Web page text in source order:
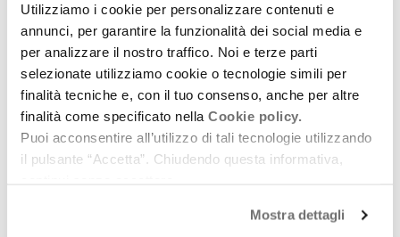
Utilizziamo i cookie per personalizzare contenuti e
annunci, per garantire la funzionalità dei social media e
per analizzare il nostro traffico. Noi e terze parti
selezionate utilizziamo cookie o tecnologie simili per
finalità tecniche e, con il tuo consenso, anche per altre
finalità come specificato nella Cookie policy.
Puoi acconsentire all’utilizzo di tali tecnologie utilizzando
il pulsante “Accetta”. Chiudendo questa informativa,
Mostra dettagli
Production con il documentarioCecilia Mangini.Le
portrait d’un regard, ricordano la figura della pioniera
del documentario, mentre Matteo Parisini torna dietro la
Tina Modotti. The most
famous unknown artist
, omaggio alla fotografa, artista
e attivista il cui fascino è ancora oggi immutato. Il
documentario è prodotto da Ladoc, con Ghirigori e Cima
Arandora Star 2